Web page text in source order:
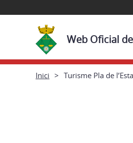
Web Oficial
Inici Turisme Pla de